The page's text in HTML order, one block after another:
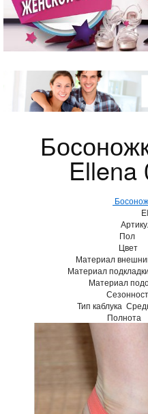
Ellena
Пол
Цвет
Материал
Материал подкладки
Материал
Тип каблука
Полнота